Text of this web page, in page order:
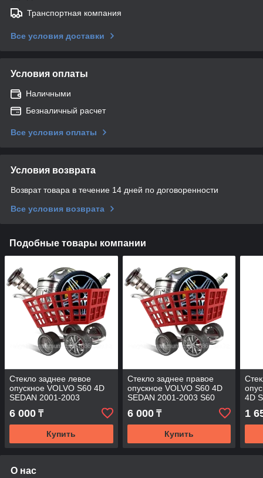
Транспортная компания
Все условия доставки
Условия оплаты
Наличными
Безналичный расчет
Все условия оплаты
Условия возврата
Возврат товара в течение 14 дней по договоренности
Все условия возврата
Подобные товары компании
Стекло заднее левое
опускное VOLVO S60 4D
SEDAN 2001-2003
6 000 ₸
Купить
Стекло заднее правое
опускное VOLVO S60 4D
SEDAN 2001-2003 S60
6 000₸
Купить
4D
1
О нас